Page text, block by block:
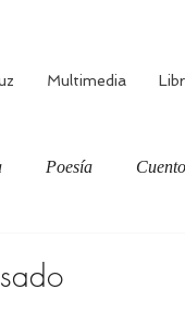
Multimedia
Poesía